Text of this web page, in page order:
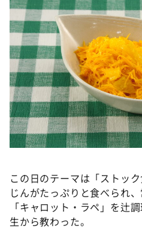
朝だ！生です旅サラダ
教えて！ニュースライブ
ＬＩＦＥ～夢のカタチ～
新婚さんいらっしゃい！
ポツンと一軒家
ザキ山小屋本館
ぺこぱのまるスポ
この日のテーマは「ストッ
じんがたっぷりと食べられ
「キャロット・ラペ」を辻
生から教わった。